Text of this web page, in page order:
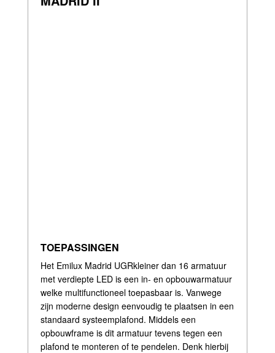
TOEPASSINGEN
Het Emilux Madrid UGRkleiner dan 16 armatuur
met verdiepte LED is een in- en opbouwarmatuur
welke multifunctioneel toepasbaar is. Vanwege
zijn moderne design eenvoudig te plaatsen in een
standaard systeemplafond. Middels een
opbouwframe is dit armatuur tevens tegen een
plafond te monteren of te pendelen. Denk hierbij